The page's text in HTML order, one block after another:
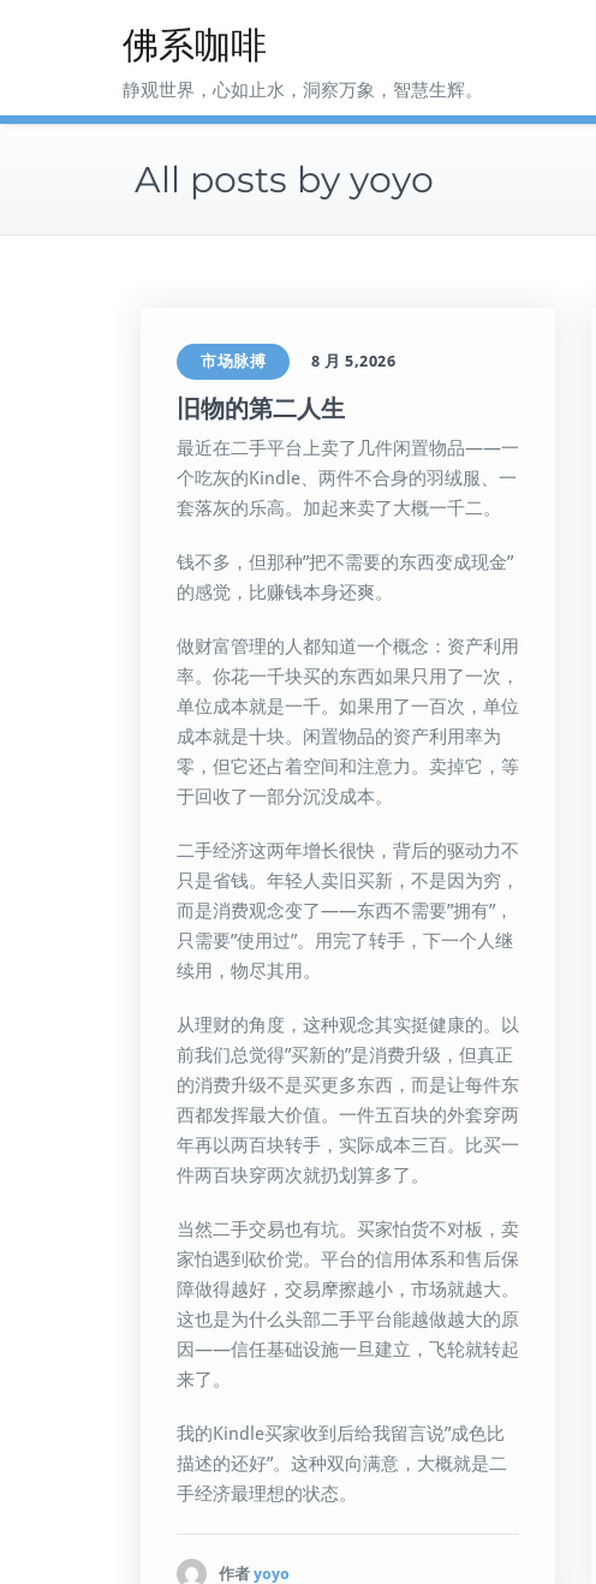
佛系咖啡
静观世界，心如止水，洞察万象，智慧生辉。
All posts by yoyo
市场脉搏 8 月 5,2026
旧物的第二人生
最近在二手平台上卖了几件闲置物品——一
个吃灰的Kindle、两件不合身的羽绒服、一
套落灰的乐高。加起来卖了大概一千二。
钱不多，但那种”把不需要的东西变成现金”
的感觉，比赚钱本身还爽。
做财富管理的人都知道一个概念：资产利用
率。你花一千块买的东西如果只用了一次，
单位成本就是一千。如果用了一百次，单位
成本就是十块。闲置物品的资产利用率为
零，但它还占着空间和注意力。卖掉它，等
于回收了一部分沉没成本。
二手经济这两年增长很快，背后的驱动力不
只是省钱。年轻人卖旧买新，不是因为穷，
而是消费观念变了——东西不需要”拥有”，
只需要”使用过”。用完了转手，下一个人继
续用，物尽其用。
从理财的角度，这种观念其实挺健康的。以
前我们总觉得”买新的”是消费升级，但真正
的消费升级不是买更多东西，而是让每件东
西都发挥最大价值。一件五百块的外套穿两
年再以两百块转手，实际成本三百。比买一
件两百块穿两次就扔划算多了。
当然二手交易也有坑。买家怕货不对板，卖
家怕遇到砍价党。平台的信用体系和售后保
障做得越好，交易摩擦越小，市场就越大。
这也是为什么头部二手平台能越做越大的原
因——信任基础设施一旦建立，飞轮就转起
来了。
我的Kindle买家收到后给我留言说”成色比
描述的还好”。这种双向满意，大概就是二
手经济最理想的状态。
作者 yoyo